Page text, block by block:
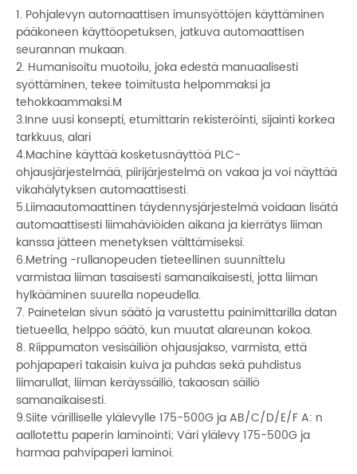
1. Pohjalevyn automaattisen imunsyöttöjen käyttäminen
pääkoneen käyttöopetuksen, jatkuva automaattisen
seurannan mukaan.
2. Humanisoitu muotoilu, joka edestä manuaalisesti
syöttäminen, tekee toimitusta helpommaksi ja
tehokkaammaksi.M
3.Inne uusi konsepti, etumittarin rekisteröinti, sijainti korkea
tarkkuus, alari
4.Machine käyttää kosketusnäyttöä PLC-
ohjausjärjestelmää, piirijärjestelmä on vakaa ja voi näyttää
vikahälytyksen automaattisesti.
5.Liimaautomaattinen täydennysjärjestelmä voidaan lisätä
automaattisesti liimahäviöiden aikana ja kierrätys liiman
kanssa jätteen menetyksen välttämiseksi.
6.Metring -rullanopeuden tieteellinen suunnittelu
varmistaa liiman tasaisesti samanaikaisesti, jotta liiman
hylkääminen suurella nopeudella.
7. Painetelan sivun säätö ja varustettu painimittarilla datan
tietueella, helppo säätö, kun muutat alareunan kokoa.
8. Riippumaton vesisäiliön ohjausjakso, varmista, että
pohjapaperi takaisin kuiva ja puhdas sekä puhdistus
liimarullat, liiman keräyssäiliö, takaosan säiliö
samanaikaisesti.
9.Siite värilliselle ylälevylle 175-500G ja AB/C/D/E/F A: n
aallotettu paperin laminointi; Väri ylälevy 175-500G ja
harmaa pahvipaperi laminoi.